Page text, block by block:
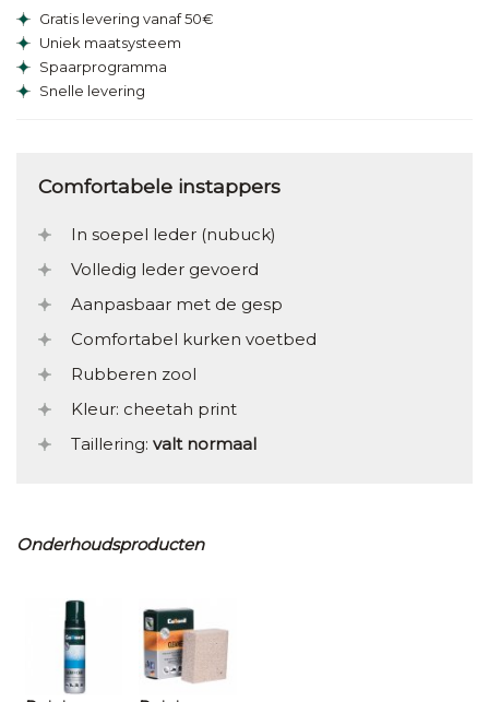
Gratis levering vanaf 50€
Uniek maatsysteem
Spaarprogramma
Snelle levering
Comfortabele instappers
In soepel leder (nubuck)
Volledig leder gevoerd
Aanpasbaar met de gesp
Comfortabel kurken voetbed
Rubberen zool
Kleur: cheetah print
Taillering: valt normaal
Onderhoudsproducten